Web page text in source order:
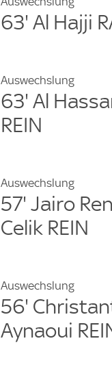
63' Al Hajji
Auswechslung
63' Al
REIN
Auswechslung
57' Jairo
Celik REIN
Auswechslung
56'
Aynaoui